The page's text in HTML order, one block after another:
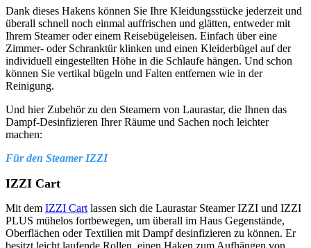
Dank dieses Hakens können Sie Ihre Kleidungsstücke jederzeit und
überall schnell noch einmal auffrischen und glätten, entweder mit
Ihrem Steamer oder einem Reisebügeleisen. Einfach über eine
Zimmer- oder Schranktür klinken und einen Kleiderbügel auf der
individuell eingestellten Höhe in die Schlaufe hängen. Und schon
können Sie vertikal bügeln und Falten entfernen wie in der
Reinigung.
Und hier Zubehör zu den Steamern von Laurastar, die Ihnen das
Dampf-Desinfizieren Ihrer Räume und Sachen noch leichter
machen:
Für den Steamer IZZI
IZZI Cart
Mit dem IZZI Cart lassen sich die Laurastar Steamer IZZI und IZZI
PLUS mühelos fortbewegen, um überall im Haus Gegenstände,
Oberflächen oder Textilien mit Dampf desinfizieren zu können. Er
besitzt leicht laufende Rollen, einen Haken zum Aufhängen von